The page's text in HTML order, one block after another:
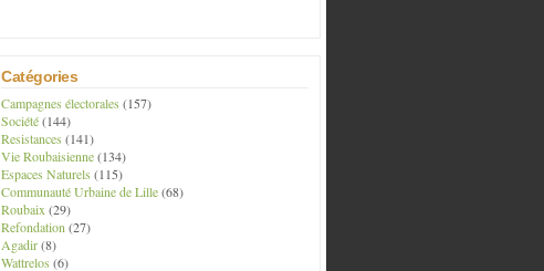
Catégories
Campagnes électorales (157)
Société(144)
Resistances (141)
Vie Roubaisienne(134)
Espaces Naturels (115)
Communauté Urbaine de Lille(68)
Roubaix (29)
Refondation (27)
Agadir(8)
Wattrelos (6)